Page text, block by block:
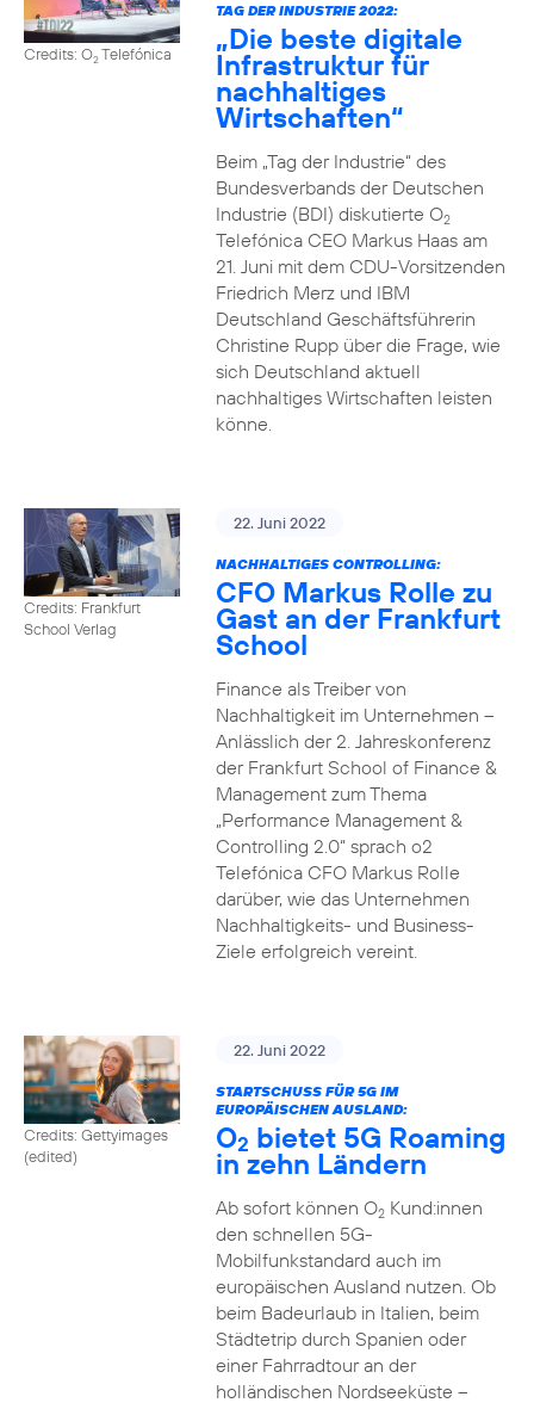
Credits: O2Telefónica
TAG DER INDUSTRIE 2022:
„Die beste digitale
Infrastruktur für
nachhaltiges
Wirtschaften“
Beim „Tag der Industrie“ des
Bundesverbands der Deutschen
Industrie (BDI) diskutierte O2
Telefónica CEO Markus Haas am
21. Juni mit dem CDU-Vorsitzenden
Friedrich Merz und IBM
Deutschland Geschäftsführerin
Christine Rupp über die Frage, wie
sich Deutschland aktuell
nachhaltiges Wirtschaften leisten
könne.
Credits: Frankfurt
School Verlag
22. Juni 2022
NACHHALTIGES CONTROLLING:
CFO Markus Rolle zu
Gast an der Frankfurt
School
Finance als Treiber von
Nachhaltigkeit im Unternehmen –
Anlässlich der 2. Jahreskonferenz
der Frankfurt School of Finance &
Management zum Thema
„Performance Management &
Controlling 2.0“ sprach o2
Telefónica CFO Markus Rolle
darüber, wie das Unternehmen
Nachhaltigkeits- und Business-
Ziele erfolgreich vereint.
Credits: Gettyimages
(edited)
22. Juni 2022
STARTSCHUSS FÜR 5G IM
EUROPÄISCHEN AUSLAND:
O2 bietet 5G Roaming
in zehn Ländern
Ab sofort können O2Kund:innen
den schnellen 5G-
Mobilfunkstandard auch im
europäischen Ausland nutzen. Ob
beim Badeurlaub in Italien, beim
Städtetrip durch Spanien oder
einer Fahrradtour an der
holländischen Nordseeküste –